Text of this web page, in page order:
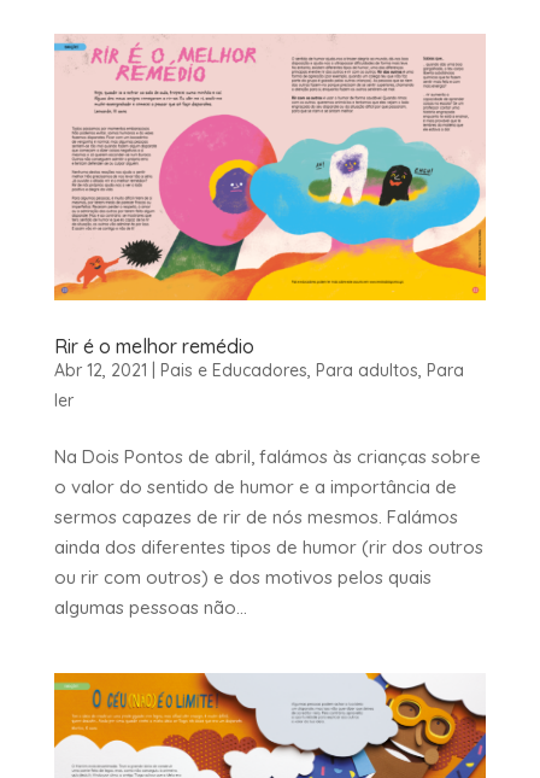
Rir é o melhor remédio
Abr 12, 2021 Pais e Educadores, Para adultos, Para
ler
Na Dois Pontos de abril, falámos às crianças sobre
o valor do sentido de humor e a importância de
sermos capazes de rir de nós mesmos. Falámos
ainda dos diferentes tipos de humor (rir dos outros
ou rir com outros) e dos motivos pelos quais
algumas pessoas não...